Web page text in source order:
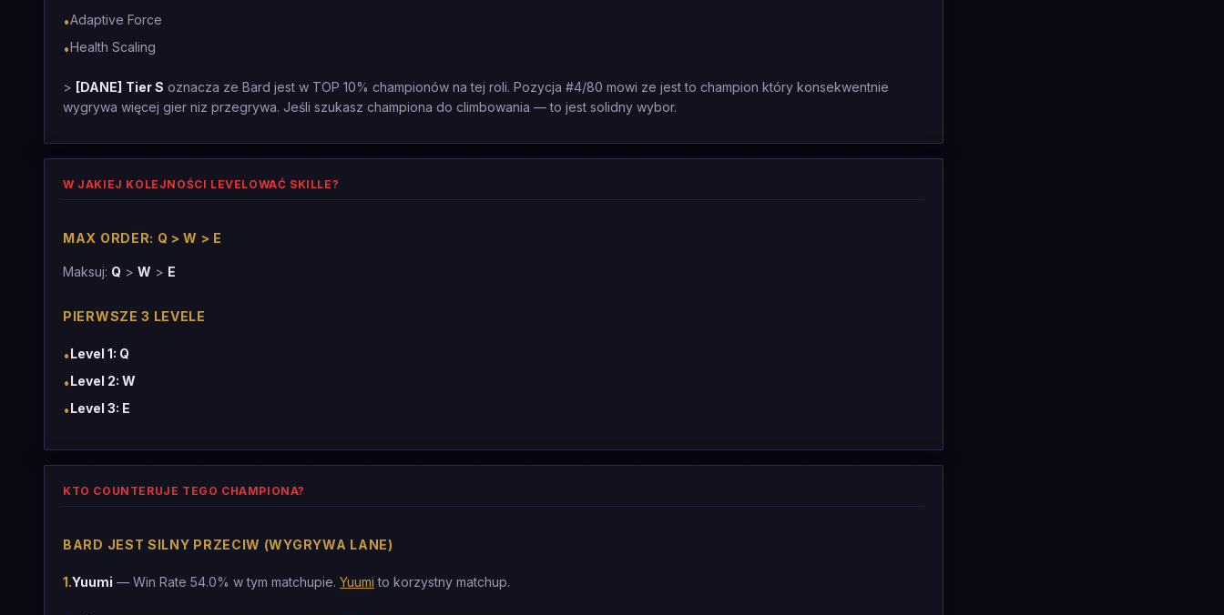
•Adaptive Force
•Health Scaling
> [DANE] Tier S oznacza ze Bard jest w TOP 10% championów na tej roli. Pozycja #4/80 mowi ze jest to champion który konsekwentnie
wygrywa więcej gier niz przegrywa. Jeśli szukasz championa do climbowania — to jest solidny wybor.
W JAKIEJ KOLEJNOŚCI LEVELOWAĆ SKILLE?
MAX ORDER: Q > W > E
Maksuj: Q > W > E
PIERWSZE 3 LEVELE
•Level 1: Q
•Level 2: W
•Level 3: E
KTO COUNTERUJE TEGO CHAMPIONA?
BARD JEST SILNY PRZECIW (WYGRYWA LANE)
1.Yuumi — Win Rate 54.0% w tym matchupie. Yuumi to korzystny matchup.